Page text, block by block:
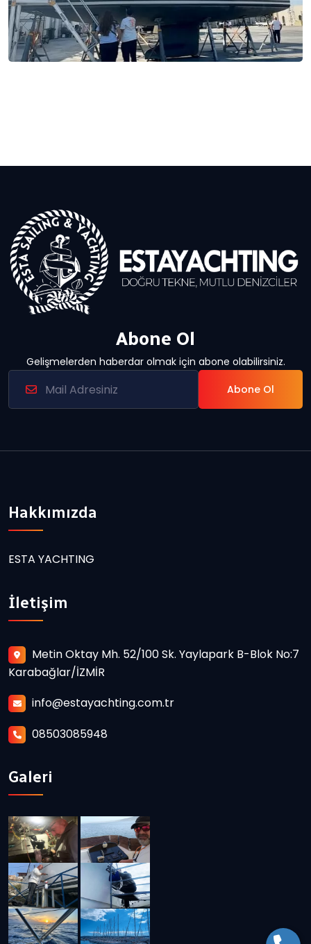
Abone Ol
Gelişmelerden haberdar olmak için abone olabilirsiniz.
Abone Ol
Hakkımızda
ESTA YACHTING
İletişim
Metin Oktay Mh. 52/100 Sk. Yaylapark B-Blok No:7
Karabağlar/İZMİR
info@estayachting.com.tr
08503085948
Galeri